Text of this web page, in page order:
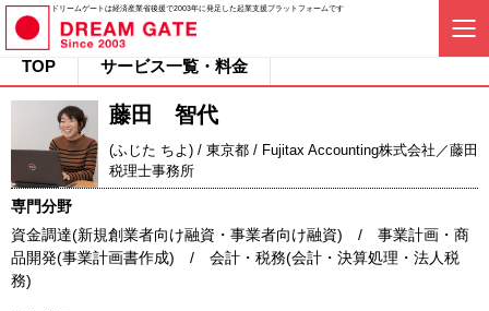
ドリームゲートは経済産業省後援で2003年に発足した起業支援プラットフォームです
TOP サービス一覧・料金
藤田 智代
(ふじた ちよ) / 東京都 / Fujitax Accounting株式会社／藤田
税理士事務所
専門分野
資金調達(新規創業者向け融資・事業者向け融資) / 事業計画・商
品開発(事業計画書作成) / 会計・税務(会計・決算処理・法人税
務)